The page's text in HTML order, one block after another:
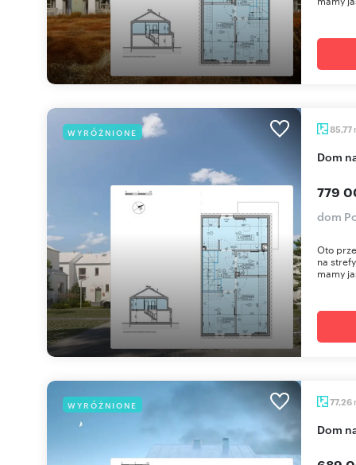
WYRÓŻNIONE 85,77
dom
779
dom
Oto
na
mamy
WYRÓŻNIONE 77,26
dom